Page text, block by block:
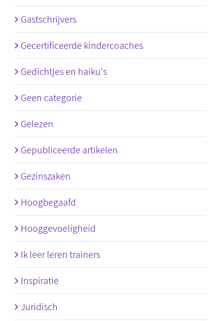
Gastschrijvers
Gecertificeerde kindercoaches
Gedichtjes en haiku's
Geen categorie
Gelezen
Gepubliceerde artikelen
Gezinszaken
Hoogbegaafd
Hooggevoeligheid
Ik leer leren trainers
Inspiratie
Juridisch